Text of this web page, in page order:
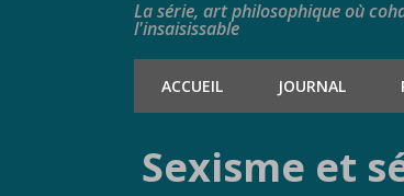
La série, art philosophique où
l'insaisissable
ACCUEIL JOURNAL
Sexisme et